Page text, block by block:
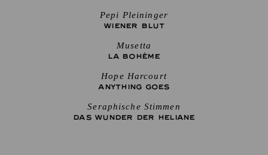
Pepi Pleininger
WIENER BLUT
Musetta
LA BOHÈME
Hope Harcourt
ANYTHING GOES
Seraphische Stimmen
DAS WUNDER DER HELIANE